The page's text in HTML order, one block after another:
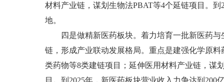
材料产业链，谋划生物法PBAT等4个延链项目。
地。
四是做精新医药板块。着力培育一批新医药与
链，形成产业联动发展格局。重点是建强化学原
类药物等8类建链项目；延伸医用材料产业链，谋
目。到2025年，新医药板块营业收入力争达到